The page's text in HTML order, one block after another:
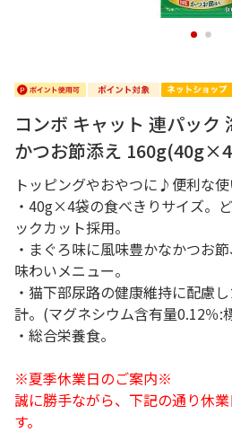
1 2
コンボ キャット 連パック
かつお節添え
トッピングやおやつに♪便利な使
・40g×4袋の食べきりサイズ。
ックカット採用。
・まぐろ味に風味豊かなかつお
味わいメニュー。
・猫下部尿路の健康維持に配慮
計。(マグネシウム含有量0.12％:
・総合栄養食。
※夏季休業日のご案内※
誠に勝手ながら、下記の通り休
す。